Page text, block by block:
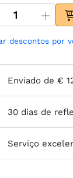
descontos por
Enviado de €
30 dias de
Serviço